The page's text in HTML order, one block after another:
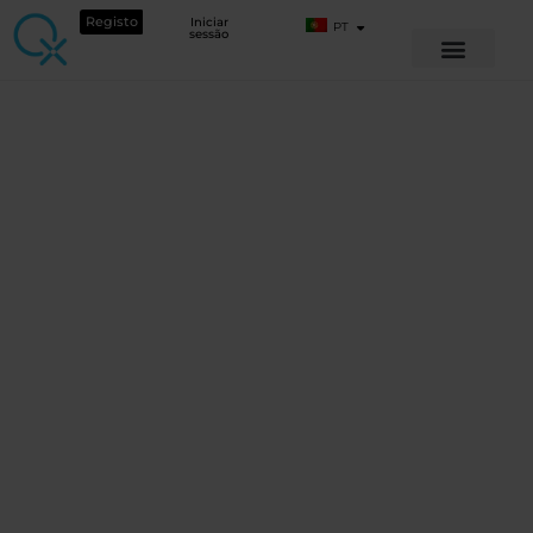
Registo Iniciar
sessão PT